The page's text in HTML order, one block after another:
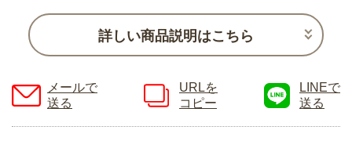
詳しい商品説明はこちら
メールで
送る
URLを
コピー
LINEで
送る